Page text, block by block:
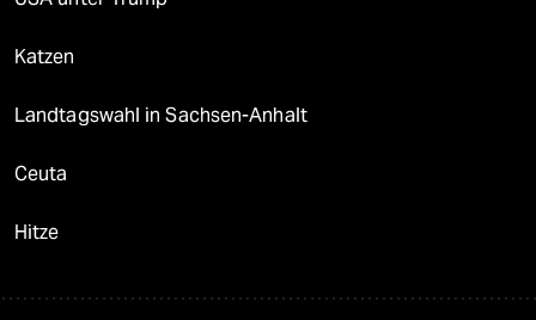
Katzen
Landtagswahl in Sachsen-Anhalt
Ceuta
Hitze